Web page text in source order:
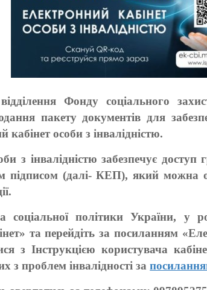
Фонду соціального
пакету документів для
кабінет особи з інвалідністю.
з інвалідністю забезпечує
підписом (далі- КЕП), який можна
соціальної політики України, у
та перейдіть за посиланням
з Інструкцією користувача
з проблем інвалідності за